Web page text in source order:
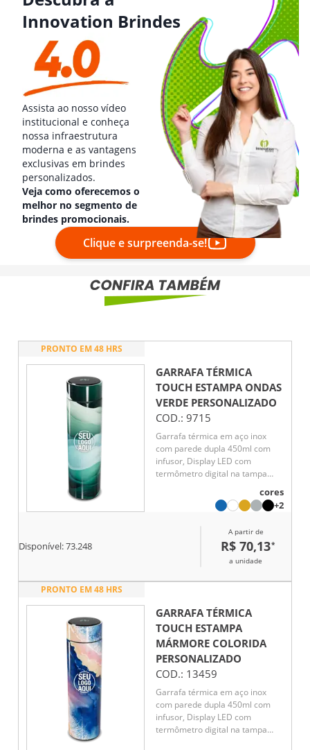
Innovation Brindes
Assista ao nosso vídeo
institucional e conheça
nossa infraestrutura
moderna e as vantagens
exclusivas em brindes
personalizados.
Veja como oferecemos o
melhor no segmento de
brindes promocionais.
Clique e surpreenda-se!
PRONTO EM 48 HRS
GARRAFA TÉRMICA
TOUCH ESTAMPA ONDAS
VERDE PERSONALIZADO
COD.: 9715
Garrafa térmica em aço inox
com parede dupla 450ml com
infusor, Display LED com
termômetro digital na tampa
líquido, Conserva líquido quente
por até 5 horas e líquido frio até
cores
+2
Disponível:73.248
A partir de
R$ 70,13*
a unidade
PRONTO EM 48 HRS
GARRAFA TÉRMICA
TOUCH ESTAMPA
MÁRMORE COLORIDA
PERSONALIZADO
COD.: 13459
Garrafa térmica em aço inox
com parede dupla 450ml com
infusor, Display LED com
termômetro digital na tampa